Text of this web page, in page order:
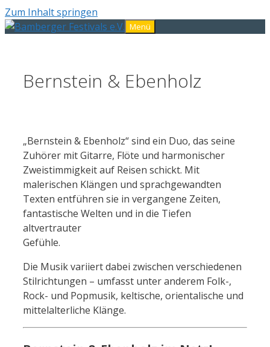
Zum Inhalt springen
Menü
Bernstein & Ebenholz
„Bernstein & Ebenholz“ sind ein Duo, das seine
Zuhörer mit Gitarre, Flöte und harmonischer
Zweistimmigkeit auf Reisen schickt. Mit
malerischen Klängen und sprachgewandten
Texten entführen sie in vergangene Zeiten,
fantastische Welten und in die Tiefen
altvertrauter
Gefühle.
Die Musik variiert dabei zwischen verschiedenen
Stilrichtungen – umfasst unter anderem Folk-,
Rock- und Popmusik, keltische, orientalische und
mittelalterliche Klänge.